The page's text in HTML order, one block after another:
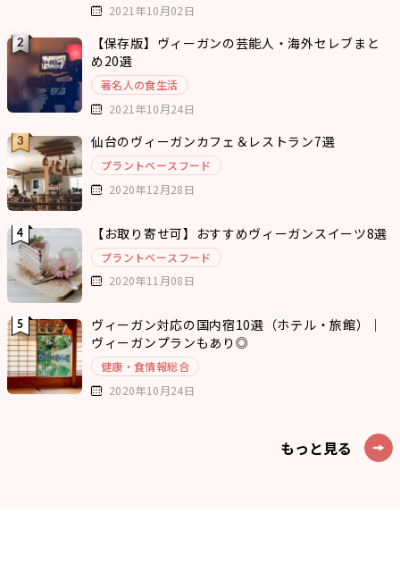
2021年10月02日
【保存版】ヴィーガンの芸能人・海外セレブまと
め20選
著名人の食生活
2021年10月24日
仙台のヴィーガンカフェ＆レストラン7選
プラントベースフード
2020年12月28日
【お取り寄せ可】おすすめヴィーガンスイーツ8選
プラントベースフード
2020年11月08日
ヴィーガン対応の国内宿10選（ホテル・旅館）｜
ヴィーガンプランもあり◎
健康・食情報総合
2020年10月24日
もっと見る